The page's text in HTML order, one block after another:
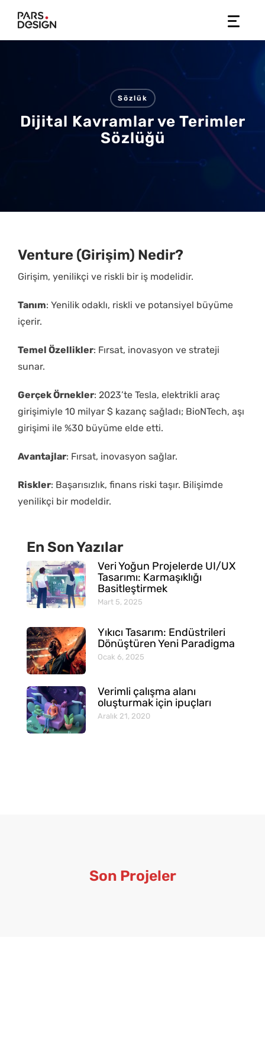
content
Sözlük
Dijital Kavramlar ve Terimler
Sözlüğü
Venture (Girişim) Nedir?
Girişim, yenilikçi ve riskli bir iş modelidir.
Tanım: Yenilik odaklı, riskli ve potansiyel büyüme
içerir.
Temel Özellikler: Fırsat, inovasyon ve strateji
sunar.
Gerçek Örnekler: 2023’te Tesla, elektrikli araç
girişimiyle 10 milyar $ kazanç sağladı; BioNTech, aşı
girişimi ile %30 büyüme elde etti.
Avantajlar: Fırsat, inovasyon sağlar.
Riskler: Başarısızlık, finans riski taşır. Bilişimde
yenilikçi bir modeldir.
En Son Yazılar
Veri Yoğun Projelerde UI/UX
Tasarımı: Karmaşıklığı
Basitleştirmek
Mart 5, 2025
Yıkıcı Tasarım: Endüstrileri
Dönüştüren Yeni Paradigma
Ocak 6, 2025
Verimli çalışma alanı
oluşturmak için ipuçları
Aralık 21, 2020
Son Projeler